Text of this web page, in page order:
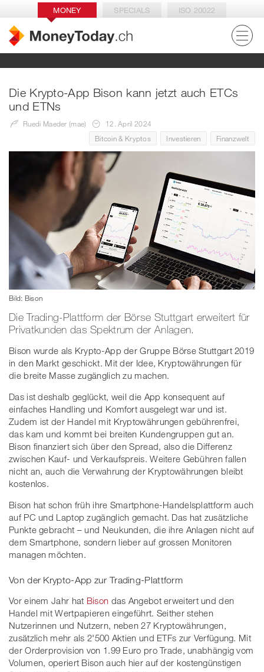
MONEY SPECIALS ISO 20022
Die Krypto-App Bison kann jetzt auch ETCs
und ETNs
Ruedi Maeder (mae)
12. April 2024
Bitcoin & Kryptos
Investieren Finanzwelt
Bild: Bison
Die Trading-Plattform der Börse Stuttgart erweitert für
Privatkunden das Spektrum der Anlagen.
Bison wurde als Krypto-App der Gruppe Börse Stuttgart 2019
in den Markt geschickt. Mit der Idee, Kryptowährungen für
die breite Masse zugänglich zu machen.
Das ist deshalb geglückt, weil die App konsequent auf
einfaches Handling und Komfort ausgelegt war und ist.
Zudem ist der Handel mit Kryptowährungen gebührenfrei,
das kam und kommt bei breiten Kundengruppen gut an.
Bison finanziert sich über den Spread, also die Differenz
zwischen Kauf- und Verkaufspreis. Weitere Gebühren fallen
nicht an, auch die Verwahrung der Kryptowährungen bleibt
kostenlos.
Bison hat schon früh ihre Smartphone-Handelsplattform auch
auf PC und Laptop zugänglich gemacht. Das hat zusätzliche
Punkte gebracht – und Neukunden, die ihre Anlagen nicht auf
dem Smartphone, sondern lieber auf grossen Monitoren
managen möchten.
Von der Krypto-App zur Trading-Plattform
Vor einem Jahr hat Bison das Angebot erweitert und den
Handel mit Wertpapieren eingeführt. Seither stehen
Nutzerinnen und Nutzern, neben 27 Kryptowährungen,
zusätzlich mehr als 2'500 Aktien und ETFs zur Verfügung. Mit
der Orderprovision von 1.99 Euro pro Trade, unabhängig vom
Volumen, operiert Bison auch hier auf der kostengünstigen